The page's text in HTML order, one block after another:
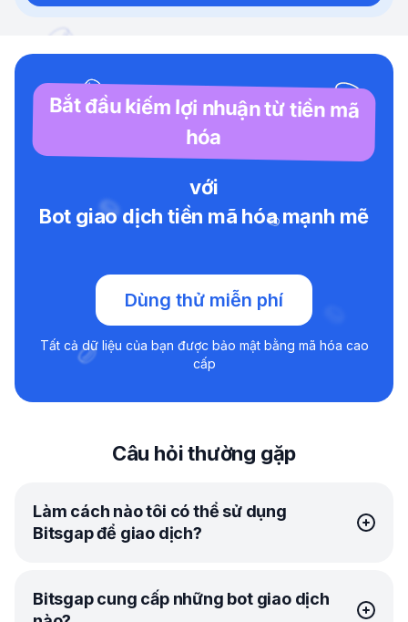
Bắt đầu kiếm lợi nhuận từ tiền mã
hóa
với
Bot giao dịch tiền mã hóa mạnh mẽ
Dùng thử miễn phí
Tất cả dữ liệu của bạn được bảo mật bằng mã hóa cao
cấp
Câu hỏi thường gặp
Làm cách nào tôi có thể sử dụng
Bitsgap để giao dịch?
Để bắt đầu giao dịch với Bitsgap, trước tiên bạn phải
đăng ký tài khoản. Sau khi đăng ký, bạn sẽ nhận được
Bitsgap cung cấp những bot giao dịch